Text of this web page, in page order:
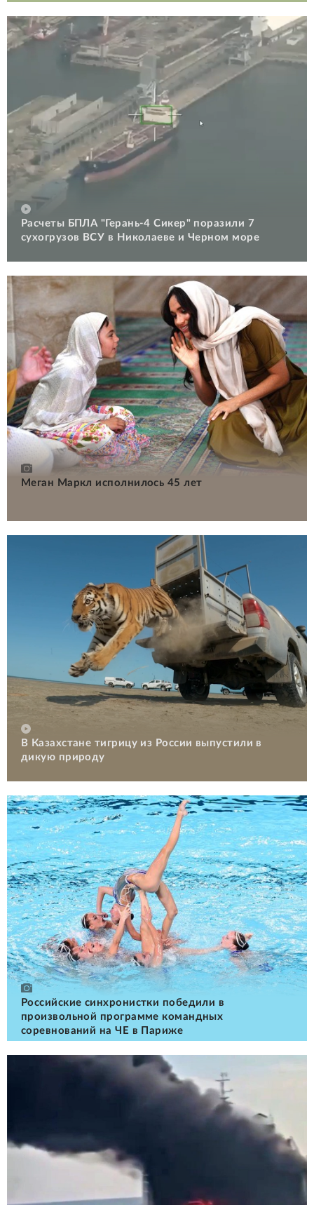
Расчеты БПЛА "Герань-4 Сикер" поразили 7
сухогрузов ВСУ в Николаеве и Черном море
Меган Маркл исполнилось 45 лет
В Казахстане тигрицу из России выпустили в
дикую природу
Российские cинхронистки победили в
произвольной программе командных
соревнований на ЧЕ в Париже